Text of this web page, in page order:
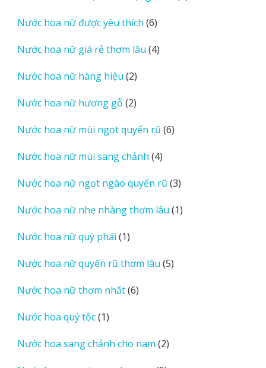
Nước hoa nữ được yêu thích 66
phẩm
Nước hoa nữ giá rẻ thơm lâu 44
Nước hoa nữ hàng hiệu 22
phẩm
Nước hoa nữ hương gỗ 22
phẩm
Nước hoa nữ mùi ngọt quyến rũ 66
Nước hoa nữ mùi sang chảnh 44
phẩm
Nước hoa nữ ngọt ngào quyến rũ 33
phẩm
Nước hoa nữ nhẹ nhàng thơm lâu 11
Nước hoa nữ quý phái 11
phẩm
Nước hoa nữ quyến rũ thơm lâu 55
Nước hoa nữ thơm nhất 66
Nước hoa quý tộc 11
phẩm
Nước hoa sang chảnh cho nam 22